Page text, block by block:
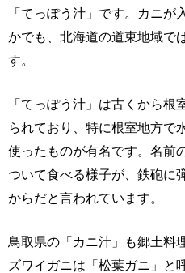
「てっぽう汁」です。カニ
かでも、北海道の道東地域で
す。
「てっぽう汁」は古くから
られており、特に根室地方で
使ったものが有名です。名前
ついて食べる様子が、鉄砲に
からだと言われています。
鳥取県の「カニ汁」も郷土料
ズワイガニは「松葉ガニ」と